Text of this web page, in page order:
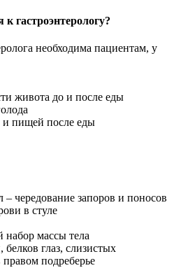
гастроэнтерологу?
необходима пациентам, у
живота до и после еды
пищей после еды
чередование запоров и поносов
в стуле
массы тела
глаз, слизистых
подреберье